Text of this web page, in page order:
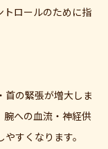
トロールのために指
首の緊張が増大しま
腕への血流・神経供
すくなります。